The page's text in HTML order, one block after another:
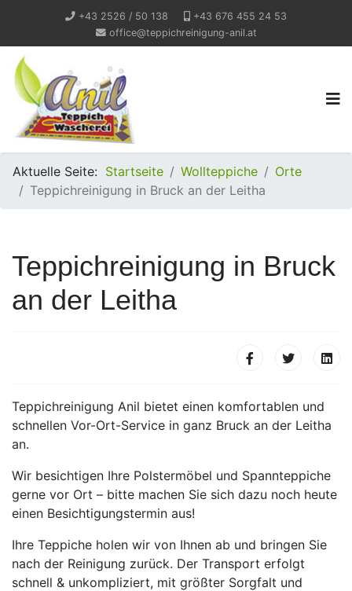
+43 2526 / 50 138
+43 676 455 24 53
office@teppichreinigung-anil.at
Aktuelle Seite: Startseite Wollteppiche
Orte
Teppichreinigung in Bruck an der Leitha
Teppichreinigung in Bruck
an der Leitha
Teppichreinigung Anil bietet einen komfortablen und
schnellen Vor-Ort-Service in ganz Bruck an der Leitha
an.
Wir besichtigen Ihre Polstermöbel und Spannteppiche
gerne vor Ort – bitte machen Sie sich dazu noch heute
einen Besichtigungstermin aus!
Ihre Teppiche holen wir von Ihnen ab und bringen Sie
nach der Reinigung zurück. Der Transport erfolgt
schnell & unkompliziert, mit größter Sorgfalt und